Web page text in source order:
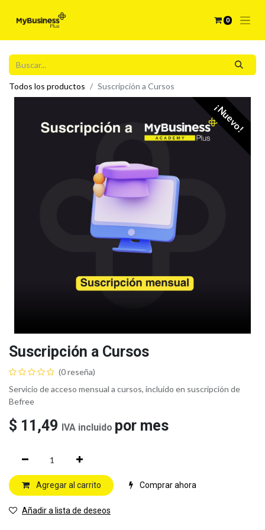
0
Todos los productos Suscripción a Cursos
¡Nuevo!
Suscripción a Cursos
(0 reseña)
Servicio de acceso mensual a cursos, incluido en suscripción de
Befree
$ 11,49 IVA incluido por mes
Agregar al carrito Comprar ahora
Añadir a lista de deseos